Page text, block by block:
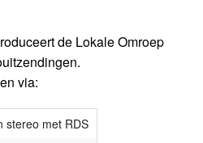
de Lokale Omroep
via:
stereo met RDS